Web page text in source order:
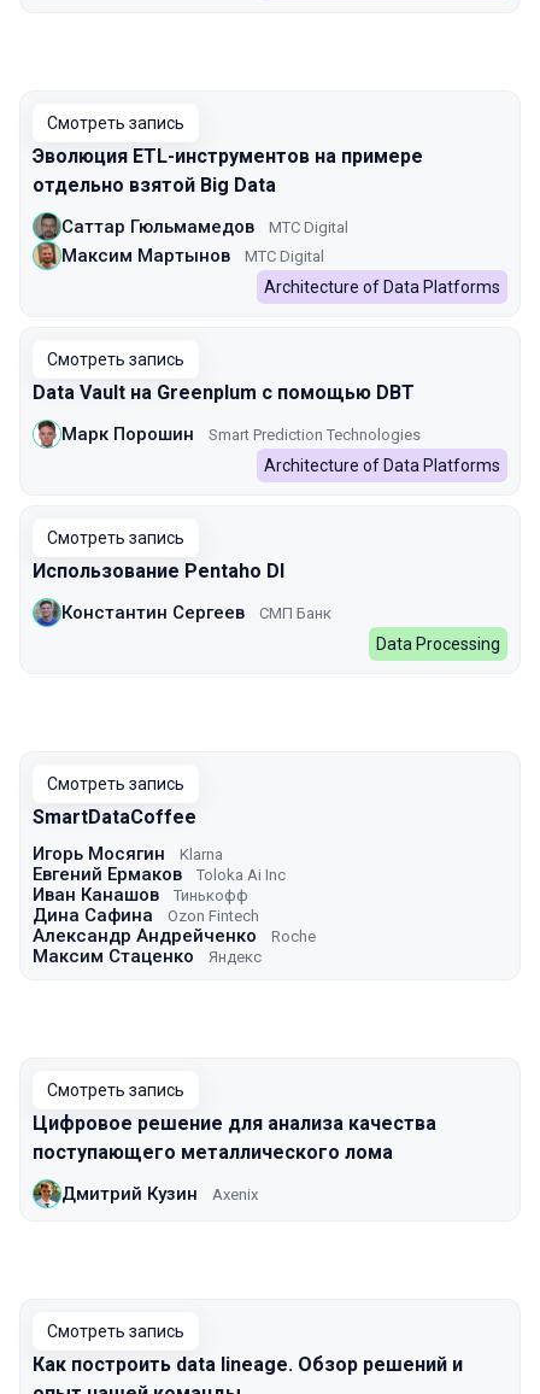
Смотреть запись
Эволюция ETL-инструментов на примере
отдельно взятой Big Data
Саттар Гюльмамедов МТС Digital
Максим Мартынов МТС Digital
Architecture of Data Platforms
Смотреть запись
Data Vault на Greenplum c помощью DBT
Марк Порошин Smart Prediction Technologies
Architecture of Data Platforms
Смотреть запись
Использование Pentaho DI
Константин Сергеев СМП Банк
Data Processing
Смотреть запись
SmartDataCoffee
Игорь Мосягин Klarna
Евгений Ермаков Toloka Ai Inc
Иван Канашов Тинькофф
Дина Сафина Ozon Fintech
Александр Андрейченко Roche
Максим Стаценко Яндекс
Смотреть запись
Цифровое решение для анализа качества
поступающего металлического лома
Дмитрий Кузин Axenix
Смотреть запись
Как построить data lineage. Обзор решений и